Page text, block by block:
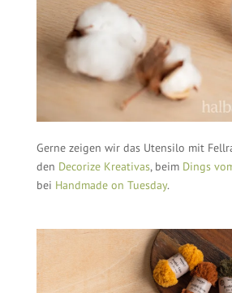
Gerne zeigen wir das Utensilo mit
den Decorize Kreativas, beim Dings
bei Handmade on Tuesday.